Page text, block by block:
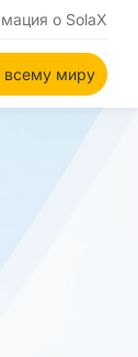
о SolaX
всему миру